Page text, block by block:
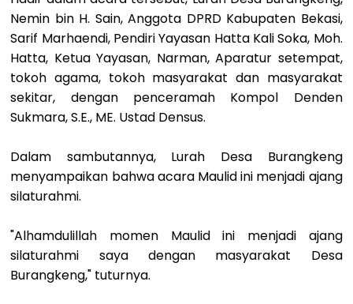
Nemin bin H. Sain, Anggota DPRD Kabupaten Bekasi,
Sarif Marhaendi, Pendiri Yayasan Hatta Kali Soka, Moh.
Hatta, Ketua Yayasan, Narman, Aparatur setempat,
tokoh agama, tokoh masyarakat dan masyarakat
sekitar, dengan penceramah Kompol Denden
Sukmara, S.E., ME. Ustad Densus.
Dalam sambutannya, Lurah Desa Burangkeng
menyampaikan bahwa acara Maulid ini menjadi ajang
silaturahmi.
"Alhamdulillah momen Maulid ini menjadi ajang
silaturahmi saya dengan masyarakat Desa
Burangkeng," tuturnya.